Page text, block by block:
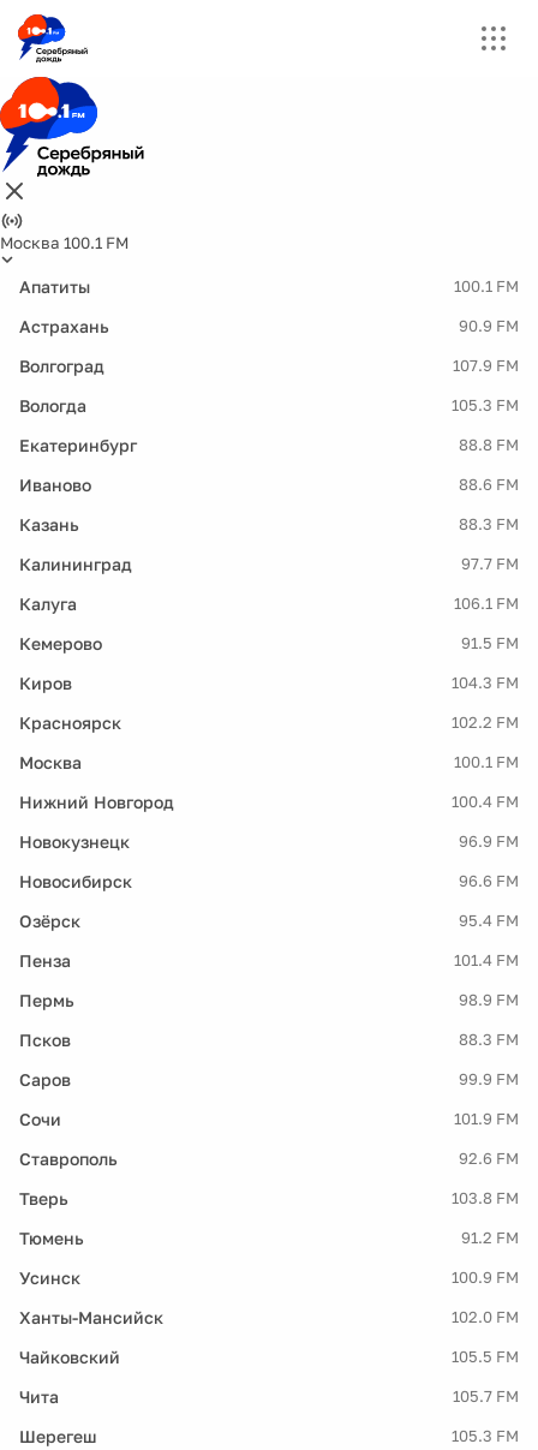
Москва 100.1 FM
Апатиты 100.1 FM
Астрахань 90.9 FM
Волгоград 107.9 FM
Вологда 105.3 FM
Екатеринбург 88.8 FM
Иваново 88.6 FM
Казань 88.3 FM
Калининград 97.7 FM
Калуга 106.1 FM
Кемерово 91.5 FM
Киров 104.3 FM
Красноярск 102.2 FM
Москва 100.1 FM
Нижний Новгород 100.4 FM
Новокузнецк 96.9 FM
Новосибирск 96.6 FM
Озёрск 95.4 FM
Пенза 101.4 FM
Пермь 98.9 FM
Псков 88.3 FM
Саров 99.9 FM
Сочи 101.9 FM
Ставрополь 92.6 FM
Тверь 103.8 FM
Тюмень 91.2 FM
Усинск 100.9 FM
Ханты-Мансийск 102.0 FM
Чайковский 105.5 FM
Чита 105.7 FM
Шерегеш 105.3 FM